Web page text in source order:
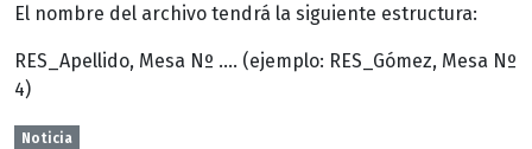
El nombre del archivo tendrá la siguiente estructura:
RES_Apellido, Mesa Nº …. (ejemplo: RES_Gómez, Mesa Nº
4)
Noticia